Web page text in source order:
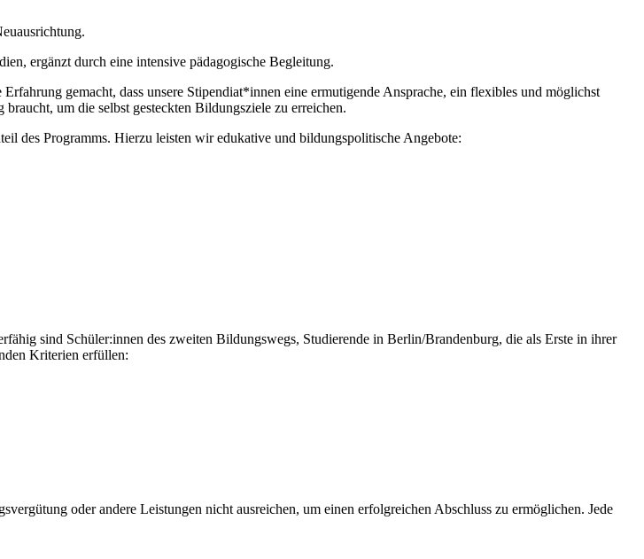
ergänzt durch eine intensive pädagogische Begleitung.
gemacht, dass unsere Stipendiat*innen eine ermutigende Ansprache, ein flexibles und möglichst
um die selbst gesteckten Bildungsziele zu erreichen.
des Programms. Hierzu leisten wir edukative und bildungspolitische Angebote:
sind Schüler:innen des zweiten Bildungswegs, Studierende in Berlin/Brandenburg, die als Erste in ihrer
Kriterien erfüllen:
oder andere Leistungen nicht ausreichen, um einen erfolgreichen Abschluss zu ermöglichen. Jede